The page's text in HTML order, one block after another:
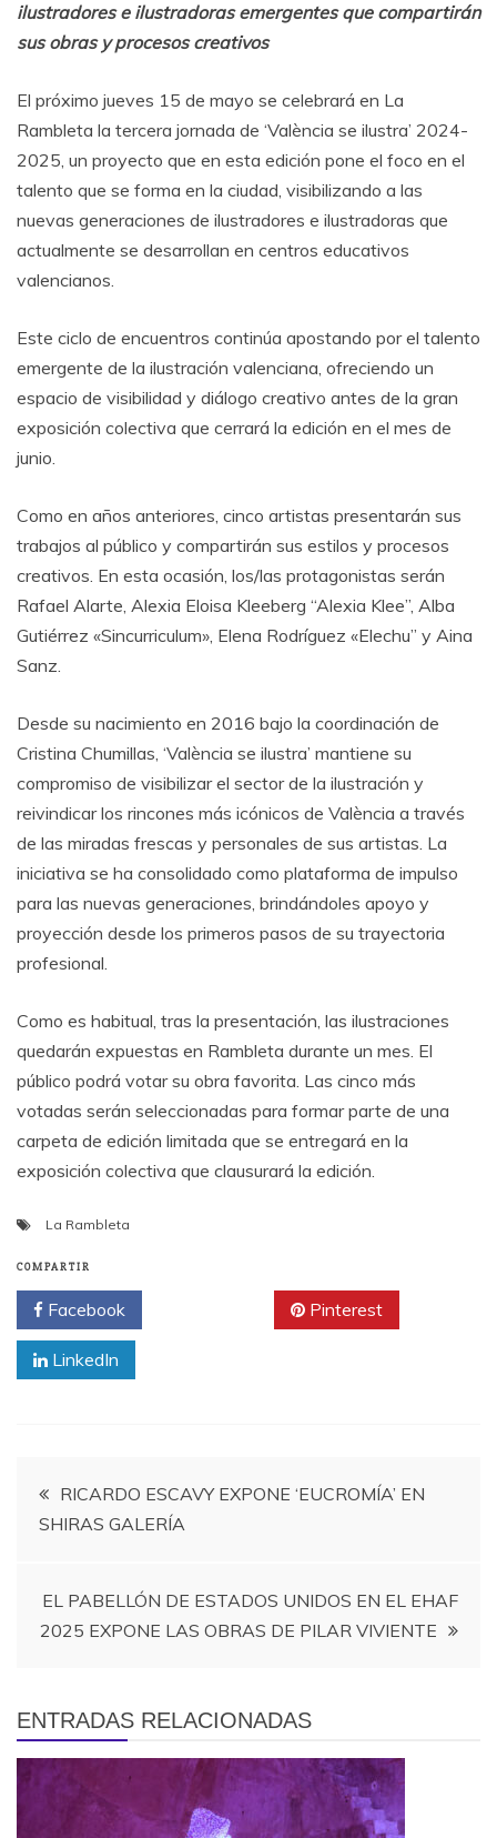
ilustradores e ilustradoras emergentes que compartirán
sus obras y procesos creativos
El próximo jueves 15 de mayo se celebrará en La
Rambleta la tercera jornada de ‘València se ilustra’ 2024-
2025, un proyecto que en esta edición pone el foco en el
talento que se forma en la ciudad, visibilizando a las
nuevas generaciones de ilustradores e ilustradoras que
actualmente se desarrollan en centros educativos
valencianos.
Este ciclo de encuentros continúa apostando por el talento
emergente de la ilustración valenciana, ofreciendo un
espacio de visibilidad y diálogo creativo antes de la gran
exposición colectiva que cerrará la edición en el mes de
junio.
Como en años anteriores, cinco artistas presentarán sus
trabajos al público y compartirán sus estilos y procesos
creativos. En esta ocasión, los/las protagonistas serán
Rafael Alarte, Alexia Eloisa Kleeberg “Alexia Klee”, Alba
Gutiérrez «Sincurriculum», Elena Rodríguez «Elechu” y Aina
Sanz.
Desde su nacimiento en 2016 bajo la coordinación de
Cristina Chumillas, ‘València se ilustra’ mantiene su
compromiso de visibilizar el sector de la ilustración y
reivindicar los rincones más icónicos de València a través
de las miradas frescas y personales de sus artistas. La
iniciativa se ha consolidado como plataforma de impulso
para las nuevas generaciones, brindándoles apoyo y
proyección desde los primeros pasos de su trayectoria
profesional.
Como es habitual, tras la presentación, las ilustraciones
quedarán expuestas en Rambleta durante un mes. El
público podrá votar su obra favorita. Las cinco más
votadas serán seleccionadas para formar parte de una
carpeta de edición limitada que se entregará en la
exposición colectiva que clausurará la edición.
La Rambleta
COMPARTIR
Facebook Pinterest
LinkedIn
Navegación
entradas
RICARDO ESCAVY EXPONE ‘EUCROMÍA’ EN
SHIRAS GALERÍA
EL PABELLÓN DE ESTADOS UNIDOS EN EL EHAF
2025 EXPONE LAS OBRAS DE PILAR VIVIENTE
ENTRADAS RELACIONADAS